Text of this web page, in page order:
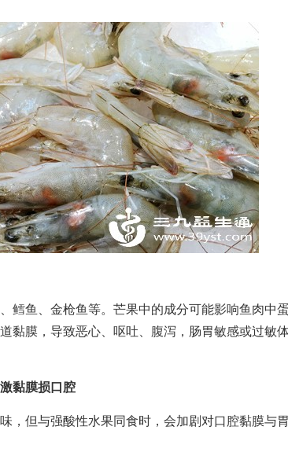
鱼、金枪鱼等。芒果中的成分可能影响鱼肉中
黏膜，导致恶心、呕吐、腹泻，肠胃敏感或过敏体
黏膜损口腔
但与强酸性水果同食时，会加剧对口腔黏膜与